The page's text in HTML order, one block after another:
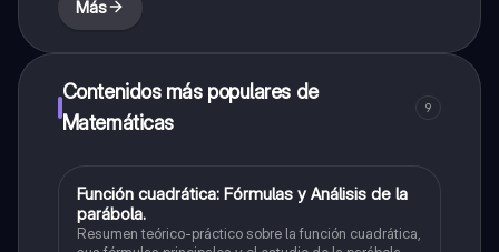
Más
Contenidos más populares de
Matemáticas
9
Matemáticas
Función cuadrática: Fórmulas y Análisis de la
parábola.
Resumen teórico-práctico sobre la función cuadrática,